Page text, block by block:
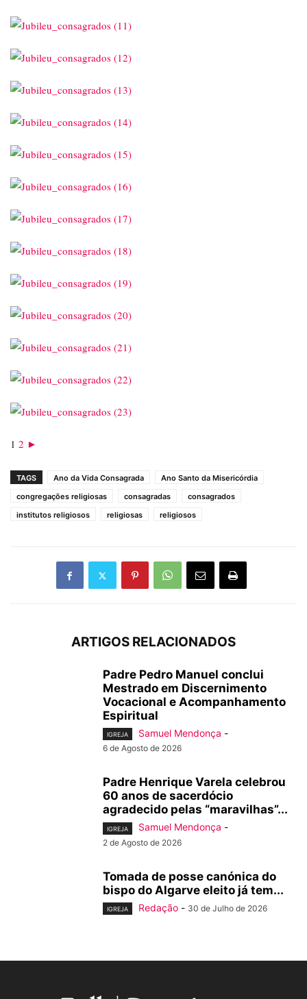
1 2 ►
TAGS Ano da Vida Consagrada
Ano Santo da Misericórdia
congregações religiosas
consagradas
consagrados
institutos religiosos
religiosas religiosos
ARTIGOS RELACIONADOS
Padre Pedro Manuel conclui
Mestrado em Discernimento
Vocacional e Acompanhamento
Espiritual
IGREJA Samuel Mendonça -
6 de Agosto de 2026
Padre Henrique Varela celebrou
60 anos de sacerdócio
agradecido pelas “maravilhas”...
IGREJA Samuel Mendonça -
2 de Agosto de 2026
Tomada de posse canónica do
bispo do Algarve eleito já tem...
IGREJA Redação - 30 de Julho de 2026